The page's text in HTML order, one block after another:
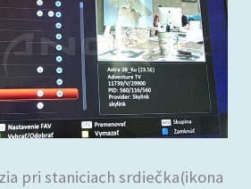
pri staniciach srdiečka(ikona